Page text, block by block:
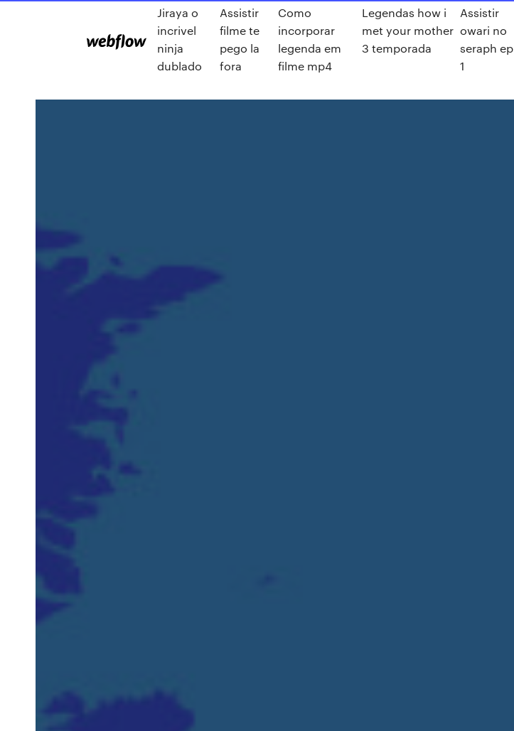
Jiraya o
incrivel
ninja
dublado
Assistir
filme te
pego la
fora
Como
incorporar
legenda em
filme mp4
Legendas how i
met your mother
3 temporada
Assistir
owari no
seraph ep
1